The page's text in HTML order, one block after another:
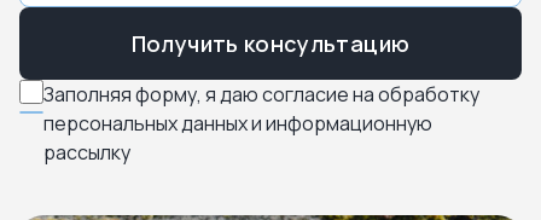
Заполняя форму, я даю согласие на обработку
персональных данных и информационную
рассылку
Получить консультацию